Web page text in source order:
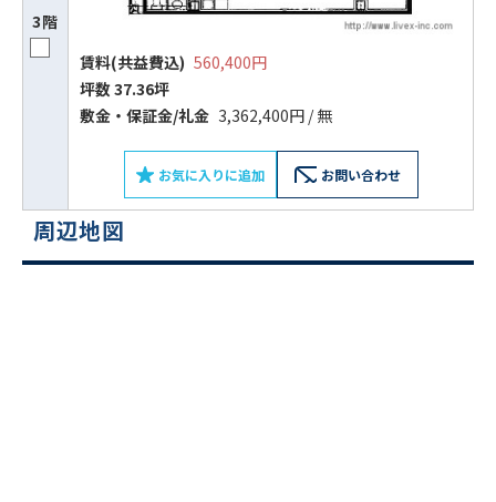
3階
賃料(共益費込) 560,400円
坪数 37.36坪
敷⾦‧保証⾦/礼⾦ 3,362,400円 / 無
お気に入りに追加 お問い合わせ
周辺地図